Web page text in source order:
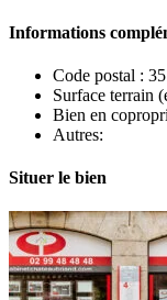
Informations
Code postal :
Surface terrain
Bien en
Autres:
Situer le bien